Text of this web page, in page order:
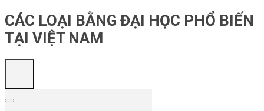
CÁC LOẠI BẰNG ĐẠI HỌC PHỔ BIẾN
TẠI VIỆT NAM